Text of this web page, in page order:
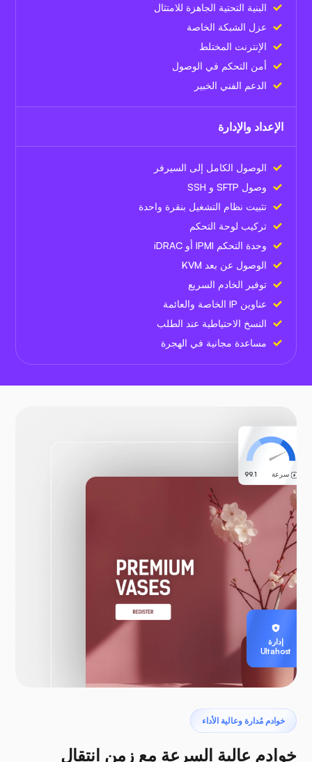
البنية التحتية الجاهزة للامتثال
عزل الشبكة الخاصة
الإنترنت المختلط
أمن التحكم في الوصول
الدعم الفني الخبير
الإعداد والإدارة
الوصول الكامل إلى السيرفر
وصول SFTP و SSH
تثبيت نظام التشغيل بنقرة واحدة
تركيب لوحة التحكم
وحدة التحكم IPMI أو iDRAC
الوصول عن بعد KVM
توفير الخادم السريع
عناوين IP الخاصة والعائمة
النسخ الاحتياطية عند الطلب
مساعدة مجانية في الهجرة
خوادم مُدارة وعالية الأداء
خوادم عالية السرعة مع زمن انتقال
سرعة 99.1
إدارة
Ultahost